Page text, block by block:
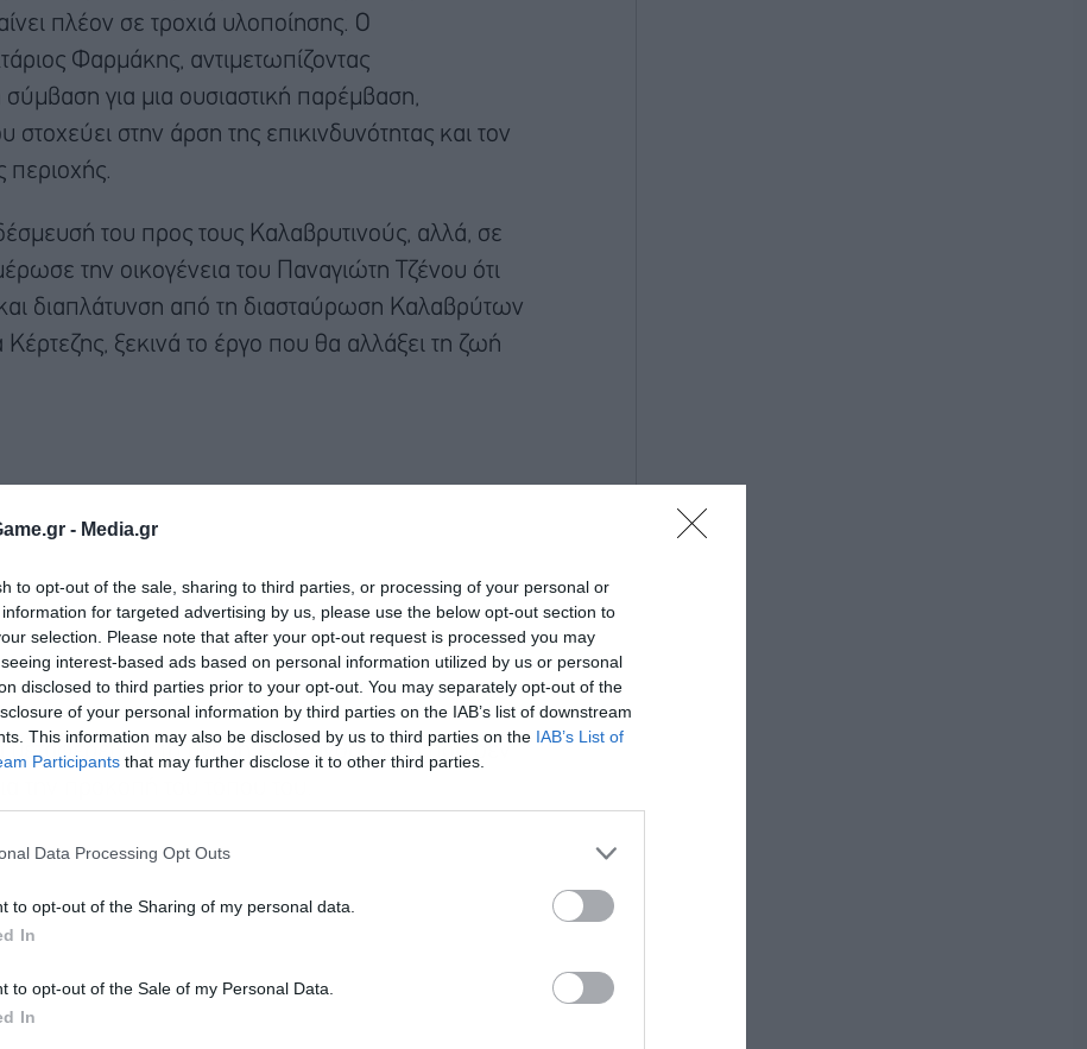
- Media.gr
to opt-out of the sale, sharing to third parties, or processing of your personal or
for targeted advertising by us, please use the below opt-out section to
selection. Please note that after your opt-out request is processed you may
interest-based ads based on personal information utilized by us or personal
disclosed to third parties prior to your opt-out. You may separately opt-out of the
of your personal information by third parties on the IAB’s list of downstream
This information may also be disclosed by us to third parties on the IAB’s List of
Participants that may further disclose it to other third parties.
Data Processing Opt Outs
to opt-out of the Sharing of my personal data.
In
to opt-out of the Sale of my Personal Data.
In
πλέον σε τροχιά υλοποίησης. Ο
Φαρμάκης, αντιμετωπίζοντας
για μια ουσιαστική παρέμβαση,
στην άρση της επικινδυνότητας και τον
περιοχής.
του προς τους Καλαβρυτινούς, αλλά, σε
την οικογένεια του Παναγιώτη Τζένου ότι
διαπλάτυνση από τη διασταύρωση Καλαβρύτων
ξεκινά το έργο που θα αλλάξει τη ζωή
και τη μνήμη ενός ανθρώπου που δεν
την προκοπή του τόπου του.